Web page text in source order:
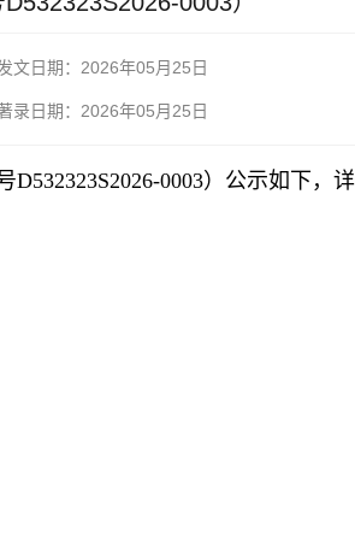
文日期：2026年05月25日
录日期：2026年05月25日
D532323S2026-0003）公示如下，